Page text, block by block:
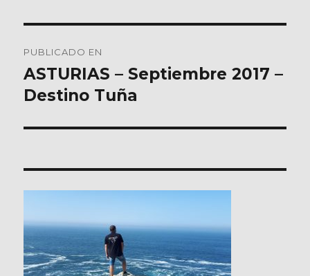
de
entradas
PUBLICADO EN
ASTURIAS – Septiembre 2017 –
Destino Tuña